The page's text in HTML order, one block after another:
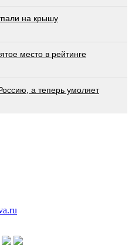
на крышу
место в рейтинге
а теперь умоляет